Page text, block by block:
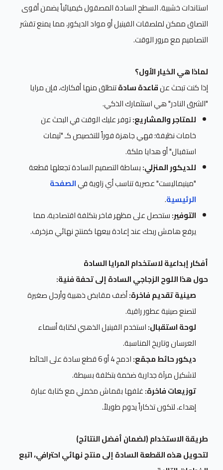
استاندات خشبية. السطح السادة المصقول كيميائياً يضمن أقوى
التصاق ممكن لملصقات الفينيل أو مواد الديكور، مما يمنع تقشر
التصاميم مع مرور الوقت.
لماذا هي الخيار الأول؟
إذا كنت تبحث عنقاعدة سادةتنطلق منها أفكارك، فإن مرايا
"الشرق النادر" هي استثمارك الذكي.
للمتاجر والمشاريع:توفر عليك الوقت في البحث عن
خامات نظيفة؛ فهي جاهزة فوراً للتخصيص كـ "ثيمات
استقبال" أو هدايا ملكة.
للديكور المنزلي:بساطة التصميم السادة تجعلها قطعة
"مينيماليست" عصرية تناسب أي زاوية فيالصفحة
الرئيسية.
التوفير:ستحصل على مظهر فاخر بتكلفة اقتصادية، مما
يرفع هامش ربحك عند إعادة بيعها كمنتج نهائي مزخرف.
أفكار إبداعية لاستخدام المرايا السادة
حول هذا اللوح الزجاجي السادة إلى تحفة فنية:
صينية تقديم فاخرة:أضف مقابض ذهبية وأرجل صغيرة
لتصنع صينية عطور راقية.
لوحة استقبال:استخدم الفينيل الذهبي لكتابة أسماء
العرسان وتاريخ المناسبة.
ديكور حائط مجمّع:
ادمج 4 أو 6 قطع سادة على الحائط
لتشكيل مرآة جدارية ضخمة بتكلفة بسيطة.
توزيعات فاخرة:غلفها بقماش مخملي مع كتابة عبارة
إهداء، لتكون تذكاراً يدوم طويلاً.
طريقة الاستخدام (لضمان أفضل النتائج)
لتحويل هذه القطعة السادة إلى منتج نهائي احترافي، اتبع